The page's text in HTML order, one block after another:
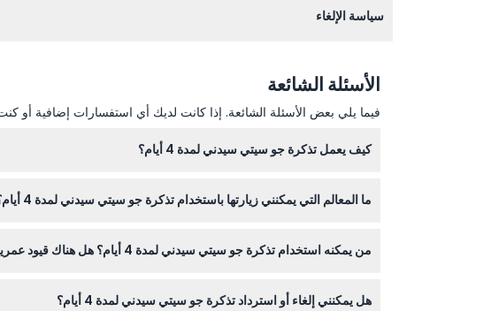
سياسة الإلغاء
الأسئلة الشائعة
فيما يلي بعض الأسئلة الشائعة. إذا كانت لديك أي استفسارات إضافية أو
كيف يعمل تذكرة جو سيتي سيدني لمدة 4 أيام؟
ما المعالم التي يمكنني زيارتها باستخدام تذكرة جو سيتي سيدني لمدة 4 أيام؟
التذكرة.
من يمكنه استخدام تذكرة جو سيتي سيدني لمدة 4 أيام؟ هل هناك قيود عمرية؟
هل يمكنني إلغاء أو استرداد تذكرة جو سيتي سيدني لمدة 4 أيام؟